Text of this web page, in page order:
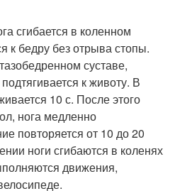
сгибается в коленном
к бедру без отрыва стопы.
суставе,
к животу. В
10 с. После этого
нога медленно
повторяется от 10 до 20
ноги сгибаются в коленях
движения,